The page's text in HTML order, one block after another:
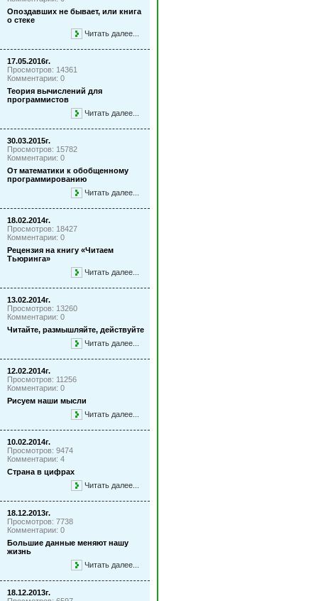
Опоздавших не бывает, или книга
о стеке
Читать далее...
17.05.2016г.
Просмотров: 14361
Комментарии: 0
Теория вычислений для
программистов
Читать далее...
30.03.2015г.
Просмотров: 15782
Комментарии: 0
От математики к обобщенному
программированию
Читать далее...
18.02.2014г.
Просмотров: 18427
Комментарии: 0
Рецензия на книгу «Читаем
Тьюринга»
Читать далее...
13.02.2014г.
Просмотров: 13260
Комментарии: 0
Читайте, размышляйте, действуйте
Читать далее...
12.02.2014г.
Просмотров: 11256
Комментарии: 0
Рисуем наши мысли
Читать далее...
10.02.2014г.
Просмотров: 9474
Комментарии: 4
Страна в цифрах
Читать далее...
18.12.2013г.
Просмотров: 7738
Комментарии: 0
Большие данные меняют нашу
жизнь
Читать далее...
18.12.2013г.